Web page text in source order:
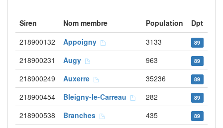
Siren Nom membre Population
Dpt
218900132
Appoigny 3133 89
218900231 Augy 963 89
218900249 Auxerre 35236 89
218900454 Bleigny-le-Carreau 282 89
218900538 Branches 435 89